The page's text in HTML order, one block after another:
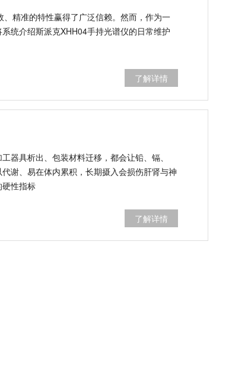
精准的特性赢得了广泛信赖。然而，作为一
统介绍斯派克XHH04手持光谱仪的日常维护
器具析出、包装材料迁移，都会让铅、镉、
谢、易在体内累积，长期摄入会损伤肝肾与神